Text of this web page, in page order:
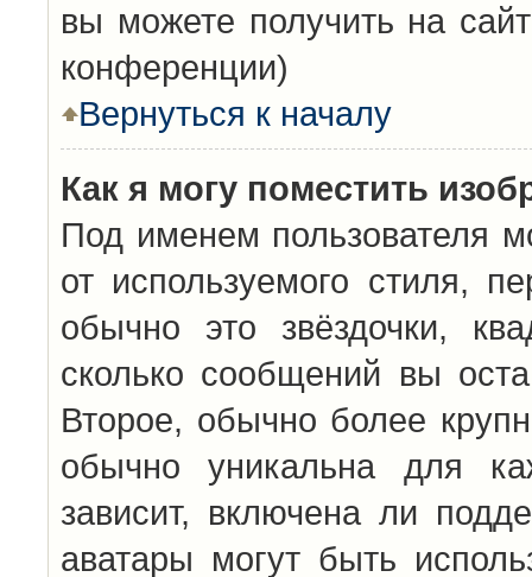
вы можете получить на
конференции)
Вернуться к началу
Как я могу поместить
Под именем пользователя
от используемого стиля,
обычно это звёздочки,
сколько сообщений вы
Второе, обычно более
обычно уникальна для
зависит, включена ли
аватары могут быть